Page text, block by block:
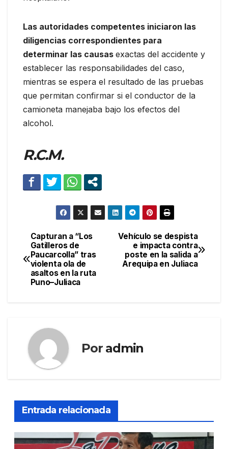
Las autoridades competentes iniciaron las
diligencias correspondientes para
determinar las causas exactas del accidente y
establecer las responsabilidades del caso,
mientras se espera el resultado de las pruebas
que permitan confirmar si el conductor de la
camioneta manejaba bajo los efectos del
alcohol.
R.C.M.
Navegación
de
entradas
Vehículo se despista
e impacta contra
poste en la salida a
Arequipa en Juliaca
Capturan a “Los
Gatilleros de
Paucarcolla” tras
violenta ola de
asaltos en la ruta
Puno–Juliaca
Por admin
Entrada relacionada